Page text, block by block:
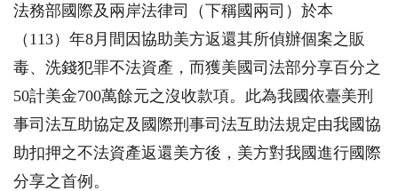
法務部國際及兩岸法律司（下稱國兩司）於本
（ 113）年8 月間因協助美方返還其所偵辦個案之販
毒、洗錢犯罪不法資產，而獲美國司法部分享百分之
50計美金700萬餘元之沒收款項。此為我國依臺美刑
事司法互助協定及國際刑事司法互助法規定由我國協
助扣押之不法資產返還美方後，美方對我國進行國際
分享之首例。